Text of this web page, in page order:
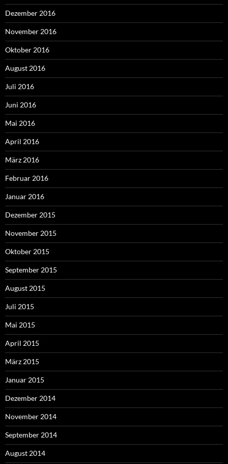
Dezember 2016
November 2016
Oktober 2016
August 2016
Juli 2016
Juni 2016
Mai 2016
April 2016
März 2016
Februar 2016
Januar 2016
Dezember 2015
November 2015
Oktober 2015
September 2015
August 2015
Juli 2015
Mai 2015
April 2015
März 2015
Januar 2015
Dezember 2014
November 2014
September 2014
August 2014